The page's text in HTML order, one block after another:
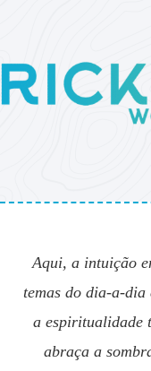
Aqui, a intuição
temas do dia-a-dia
a espiritualidade
abraça a